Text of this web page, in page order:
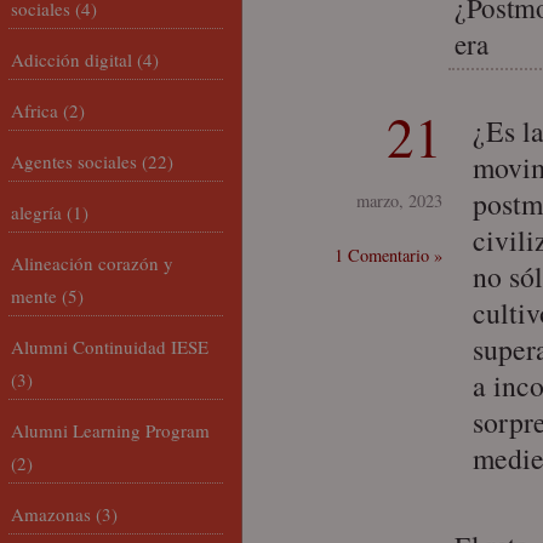
era
21
marzo, 2023
1 Comentario »
¿Es
no
a
sociales (4)
Adicción digital (4)
Africa (2)
Agentes sociales (22)
alegría (1)
Alineación corazón y
mente (5)
Alumni Continuidad IESE
(3)
Alumni Learning Program
(2)
Amazonas (3)